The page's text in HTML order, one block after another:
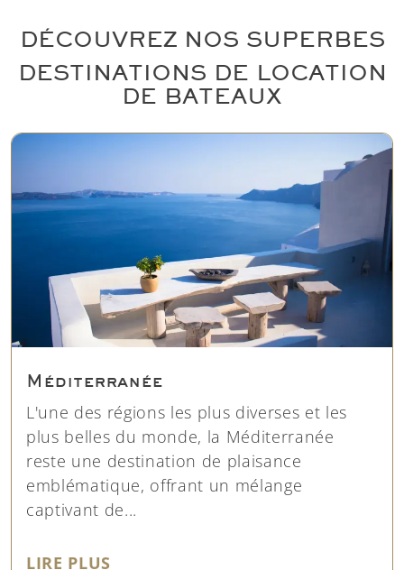
DÉCOUVREZ NOS SUPERBES
DESTINATIONS DE LOCATION
DE BATEAUX
Méditerranée
L'une des régions les plus diverses et les
plus belles du monde, la Méditerranée
reste une destination de plaisance
emblématique, offrant un mélange
captivant de...
LIRE PLUS